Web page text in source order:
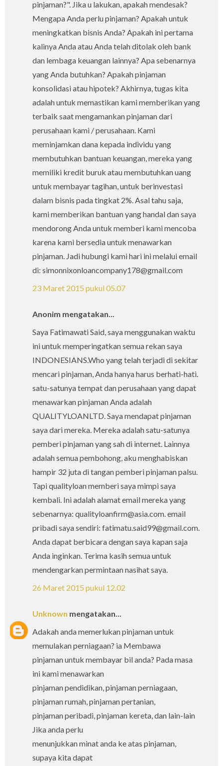
pinjaman?". Jika u lakukan, apakah mendesak?
Mengapa Anda perlu pinjaman? Apakah untuk
meningkatkan bisnis Anda? Apakah ini pertama
kalinya Anda atau Anda telah ditolak oleh bank
dan lembaga keuangan lainnya? Apa sebenarnya
yang Anda butuhkan? Apakah pinjaman
konsolidasi atau hipotek? Akhirnya, tugas kita
adalah untuk memastikan kami memberikan yang
terbaik saat mengamankan pinjaman dari
perusahaan kami / perusahaan. Kami
meminjamkan dana kepada individu yang
membutuhkan bantuan keuangan, mereka yang
memiliki kredit buruk atau membutuhkan uang
untuk membayar tagihan, untuk berinvestasi
dalam bisnis pada tingkat 2%. Asal tahu saja,
kami memberikan bantuan yang handal dan saya
mendorong Anda untuk memberi kami mencoba
karena kami bersedia untuk menawarkan
pinjaman. Jadi hubungi kami hari ini melalui email
di: simonnixonloancompany178@gmail.com
23 Maret 2015 pukul 05.07
Anonim mengatakan...
Saya Fatimawati Said, saya menggunakan waktu
ini untuk memperingatkan semua rekan saya
INDONESIANS.Who yang telah terjadi di sekitar
mencari pinjaman, Anda hanya harus berhati-hati.
satu-satunya tempat dan perusahaan yang dapat
menawarkan pinjaman Anda adalah
QUALITYLOANLTD. Saya mendapat pinjaman
saya dari mereka. Mereka adalah satu-satunya
pemberi pinjaman yang sah di internet. Lainnya
adalah semua pembohong, aku menghabiskan
hampir 32 juta di tangan pemberi pinjaman palsu.
Tapi qualityloan memberi saya mimpi saya
kembali. Ini adalah alamat email mereka yang
sebenarnya: qualityloanfirm@asia.com. email
pribadi saya sendiri: fatimatu.said99@gmail.com.
Anda dapat berbicara dengan saya kapan saja
Anda inginkan. Terima kasih semua untuk
mendengarkan permintaan nasihat saya.
26 Maret 2015 pukul 12.02
Unknown mengatakan...
Adakah anda memerlukan pinjaman untuk
memulakan perniagaan? ia Membawa
pinjaman untuk membayar bil anda? Pada masa
ini kami menawarkan
pinjaman pendidikan, pinjaman perniagaan,
pinjaman rumah, pinjaman pertanian,
pinjaman peribadi, pinjaman kereta, dan lain-lain
Jika anda perlu
menunjukkan minat anda ke atas pinjaman,
supaya kita dapat